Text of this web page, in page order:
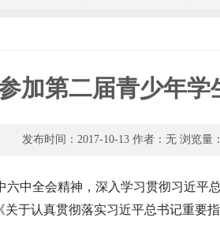
加第二届青少年
发布时间：2017-10-13 作者：无 浏览量：
全会精神，深入学习贯彻习近平
于认真贯彻落实习近平总书记重要